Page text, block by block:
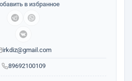
89692100109
irkdiz@gmail.com
в избранное